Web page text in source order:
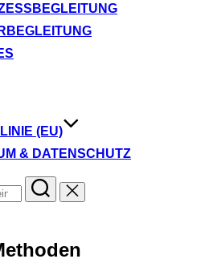
(EU)
& DATENSCHUTZ